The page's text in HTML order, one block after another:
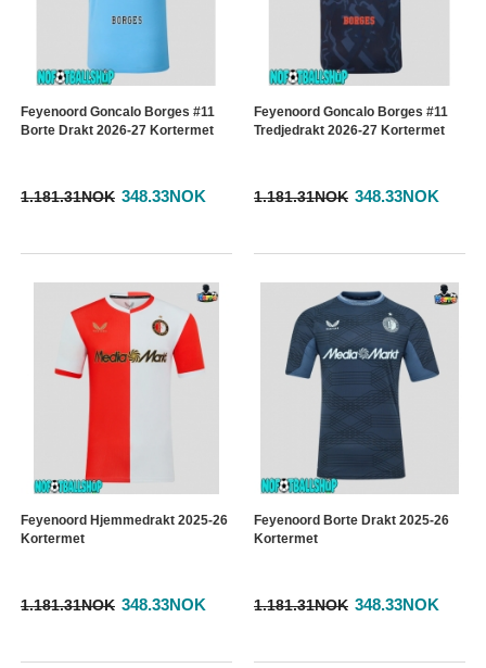
Feyenoord Goncalo Borges #11
Borte Drakt 2026-27 Kortermet
1.181.31NOK 348.33NOK
Feyenoord Goncalo Borges #11
Tredjedrakt 2026-27 Kortermet
1.181.31NOK 348.33NOK
Feyenoord Hjemmedrakt 2025-26
Kortermet
1.181.31NOK 348.33NOK
Feyenoord Borte Drakt 2025-26
Kortermet
1.181.31NOK 348.33NOK